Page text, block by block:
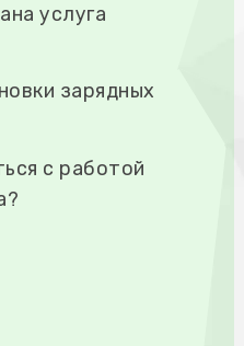
услуга
зарядных
с работой